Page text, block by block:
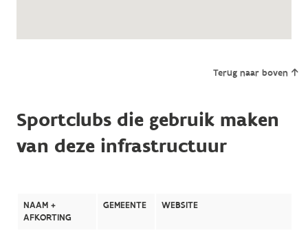
Terug naar boven
Sportclubs die gebruik maken
van deze infrastructuur
NAAM +
AFKORTING
GEMEENTE WEBSITE